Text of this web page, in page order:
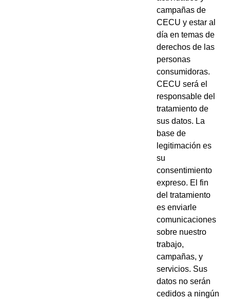
campañas de
CECU y estar al
día en temas de
derechos de las
personas
consumidoras.
CECU será el
responsable del
tratamiento de
sus datos. La
base de
legitimación es
su
consentimiento
expreso. El fin
del tratamiento
es enviarle
comunicaciones
sobre nuestro
trabajo,
campañas, y
servicios. Sus
datos no serán
cedidos a ningún